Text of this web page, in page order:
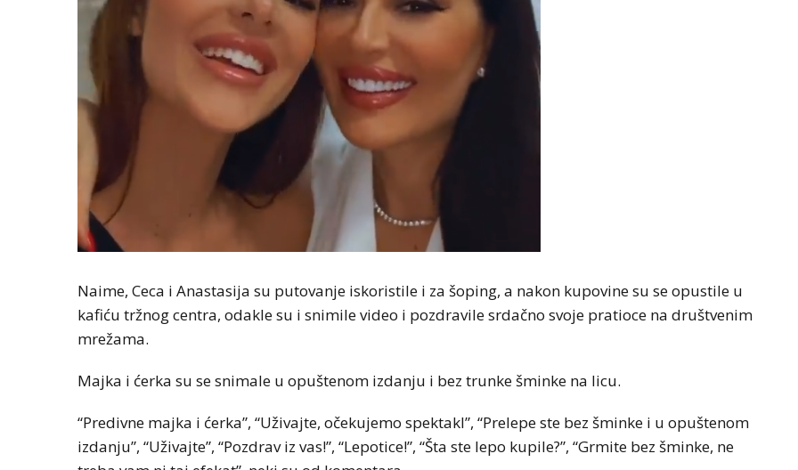
Naime, Ceca i Anastasija su putovanje iskoristile i za šoping, a nakon kupovine su se opustile u
kafiću tržnog centra, odakle su i snimile video i pozdravile srdačno svoje pratioce na društvenim
mrežama.
Majka i ćerka su se snimale u opuštenom izdanju i bez trunke šminke na licu.
“Predivne majka i ćerka”, “Uživajte, očekujemo spektakl”, “Prelepe ste bez šminke i u opuštenom
izdanju”, “Uživajte”, “Pozdrav iz vas!”, “Lepotice!”, “Šta ste lepo kupile?”, “Grmite bez šminke, ne